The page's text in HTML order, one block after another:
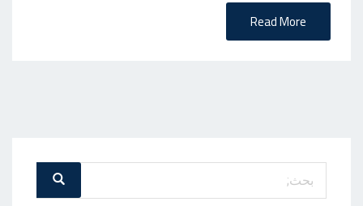
Read More
بحث
عن
بحث